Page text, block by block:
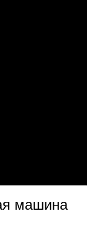
машина